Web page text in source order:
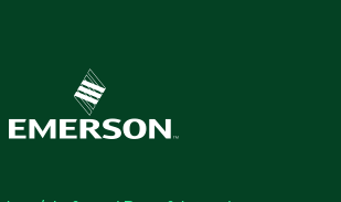
und die KI-Inferenz auf
verbessert wird. Diese optimierte
für industrielle und kommerzielle
hohe
geringe Latenz